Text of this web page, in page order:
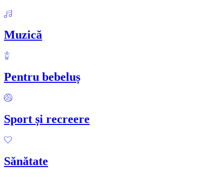
Muzică
Pentru bebeluș
Sport și recreere
Sănătate